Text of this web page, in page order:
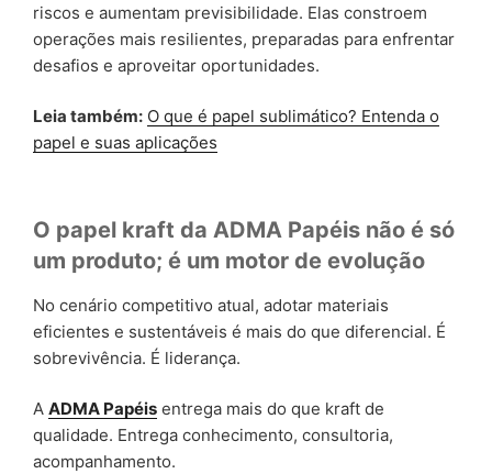
riscos e aumentam previsibilidade. Elas constroem
operações mais resilientes, preparadas para enfrentar
desafios e aproveitar oportunidades.
Leia também: O que é papel sublimático? Entenda o
papel e suas aplicações
O papel kraft da ADMA Papéis não é só
um produto; é um motor de evolução
No cenário competitivo atual, adotar materiais
eficientes e sustentáveis é mais do que diferencial. É
sobrevivência. É liderança.
A ADMA Papéis entrega mais do que kraft de
qualidade. Entrega conhecimento, consultoria,
acompanhamento.